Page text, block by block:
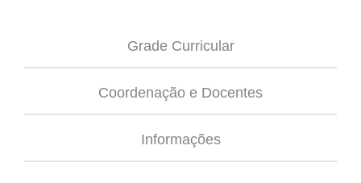
Grade Curricular
Coordenação e Docentes
Informações